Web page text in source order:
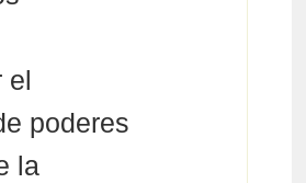
el
poderes
la